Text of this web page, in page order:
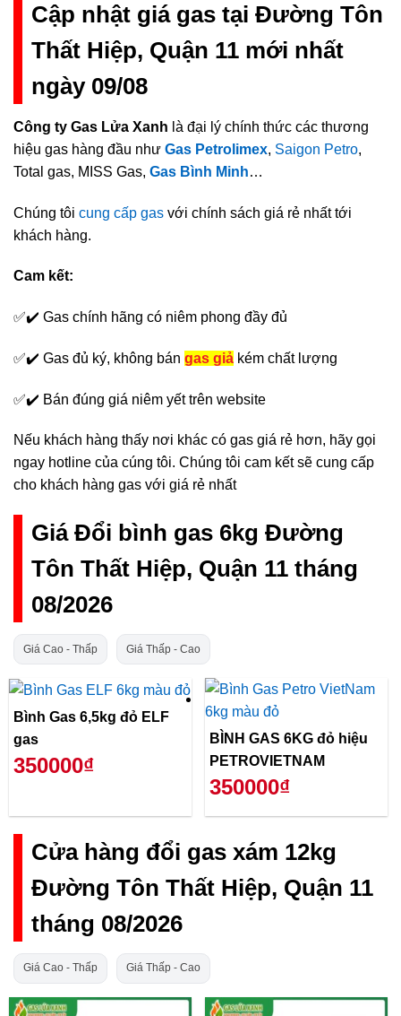
Cập nhật giá gas tại Đường Tôn
Thất Hiệp, Quận 11 mới nhất
ngày 09/08
Công ty Gas Lửa Xanh là đại lý chính thức các thương
hiệu gas hàng đầu như Gas Petrolimex, Saigon Petro,
Total gas, MISS Gas, Gas Bình Minh…
Chúng tôi cung cấp gas với chính sách giá rẻ nhất tới
khách hàng.
Cam kết:
✅✔️ Gas chính hãng có niêm phong đầy đủ
✅✔️ Gas đủ ký, không bán gas giả kém chất lượng
✅✔️ Bán đúng giá niêm yết trên website
Nếu khách hàng thấy nơi khác có gas giá rẻ hơn, hãy gọi
ngay hotline của cúng tôi. Chúng tôi cam kết sẽ cung cấp
cho khách hàng gas với giá rẻ nhất
Giá Đổi bình gas 6kg Đường
Tôn Thất Hiệp, Quận 11 tháng
08/2026
Giá Cao - Thấp Giá Thấp - Cao
Bình Gas 6,5kg đỏ ELF
gas
350000₫
BÌNH GAS 6KG đỏ hiệu
PETROVIETNAM
350000₫
Cửa hàng đổi gas xám 12kg
Đường Tôn Thất Hiệp, Quận 11
tháng 08/2026
Giá Cao - Thấp Giá Thấp - Cao